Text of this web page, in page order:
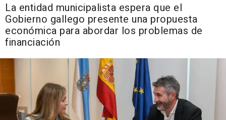
La entidad municipalista espera que el
Gobierno gallego presente una propuesta
económica para abordar los problemas de
financiación